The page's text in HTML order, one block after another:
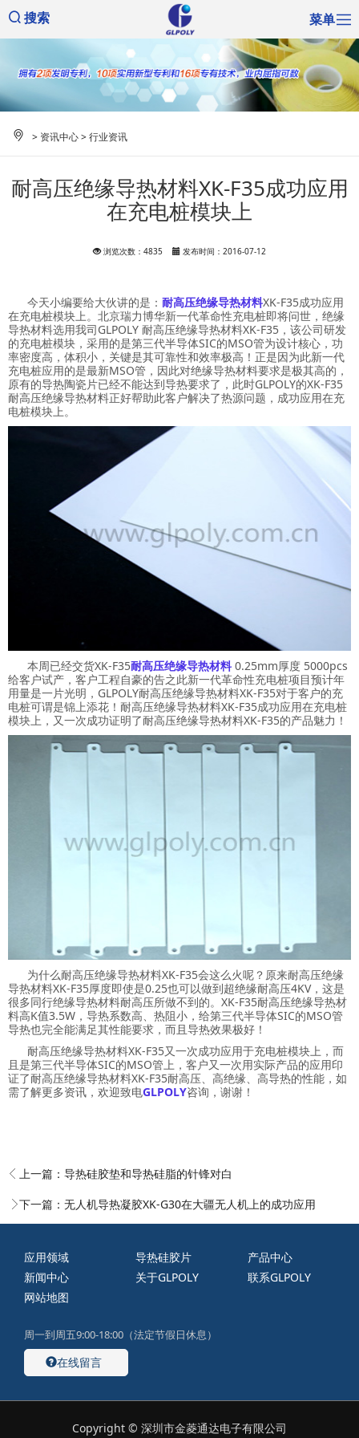
搜索 菜单
> 资讯中心>行业资讯
耐高压绝缘导热材料XK-F35成功应用
在充电桩模块上
浏览次数：4835 发布时间：2016-07-12
今天小编要给大伙讲的是： 耐高压绝缘导热材料XK-F35成功应用
在充电桩模块上。北京瑞力博华新一代革命性充电桩即将问世，绝缘
导热材料选用我司GLPOLY 耐高压绝缘导热材料XK-F35 ，该公司研发
的充电桩模块，采用的是第三代半导体SIC的MSO管为设计核心，功
率密度高，体积小，关键是其可靠性和效率极高！正是因为此新一代
充电桩应用的是最新MSO管，因此对绝缘导热材料要求是极其高的，
原有的导热陶瓷片已经不能达到导热要求了，此时GLPOLY的XK-F35
耐高压绝缘导热材料正好帮助此客户解决了热源问题，成功应用在充
电桩模块上。
本周已经交货XK-F35耐高压绝缘导热材料 0.25mm厚度 5000pcs
给客户试产，客户工程自豪的告之此新一代革命性充电桩项目预计年
用量是一片光明， GLPOLY耐高压绝缘导热材料XK-F35对于客户的充
电桩可谓是锦上添花！耐高压绝缘导热材料XK-F35成功应用在充电桩
模块上，又一次成功证明了耐高压绝缘导热材料XK-F35的产品魅力！
为什么耐高压绝缘导热材料XK-F35会这么火呢？原来耐高压绝缘
导热材料XK-F35厚度即使是0.25也可以做到超绝缘耐高压4KV，这是
很多同行绝缘导热材料耐高压所做不到的。 XK-F35耐高压绝缘导热材
料高K值3.5W，导热系数高、热阻小，给第三代半导体SIC的MSO管
导热也完全能满足其性能要求，而且导热效果极好！
耐高压绝缘导热材料XK-F35又一次成功应用于充电桩模块上，而
且是第三代半导体SIC的MSO管上，客户又一次用实际产品的应用印
证了耐高压绝缘导热材料XK-F35耐高压、高绝缘、高导热的性能，如
需了解更多资讯，欢迎致电GLPOLY咨询，谢谢！
上一篇： 导热硅胶垫和导热硅脂的针锋对白
下一篇： 无人机导热凝胶XK-G30在大疆无人机上的成功应用
应用领域 导热硅胶片
产品中心
新闻中心
关于GLPOLY
联系GLPOLY
网站地图
周一到周五9:00-18:00（法定节假日休息）
在线留言
Copyright © 深圳市金菱通达电子有限公司